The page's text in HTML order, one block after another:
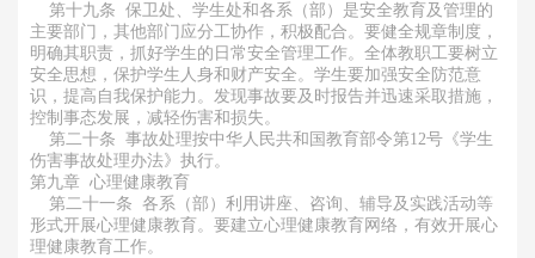
第十九条 保卫处、学生处和各系（部）是安全教育及管理的
主要部门，其他部门应分工协作，积极配合。要健全规章制度，
明确其职责，抓好学生的日常安全管理工作。全体教职工要树立
安全思想，保护学生人身和财产安全。学生要加强安全防范意
识，提高自我保护能力。发现事故要及时报告并迅速采取措施，
控制事态发展，减轻伤害和损失。
第二十条 事故处理按中华人民共和国教育部令第12号《学生
伤害事故处理办法》执行。
第九章 心理健康教育
第二十一条 各系（部）利用讲座、咨询、辅导及实践活动等
形式开展心理健康教育。要建立心理健康教育网络，有效开展心
理健康教育工作。